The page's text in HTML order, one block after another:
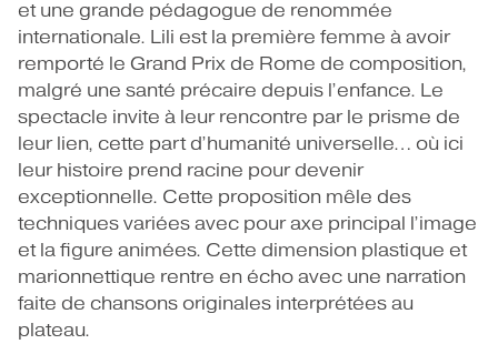
et une grande pédagogue de renommée
internationale. Lili est la première femme à avoir
remporté le Grand Prix de Rome de composition,
malgré une santé précaire depuis l’enfance. Le
spectacle invite à leur rencontre par le prisme de
leur lien, cette part d’humanité universelle… où ici
leur histoire prend racine pour devenir
exceptionnelle. Cette proposition mêle des
techniques variées avec pour axe principal l’image
et la figure animées. Cette dimension plastique et
marionnettique rentre en écho avec une narration
faite de chansons originales interprétées au
plateau.